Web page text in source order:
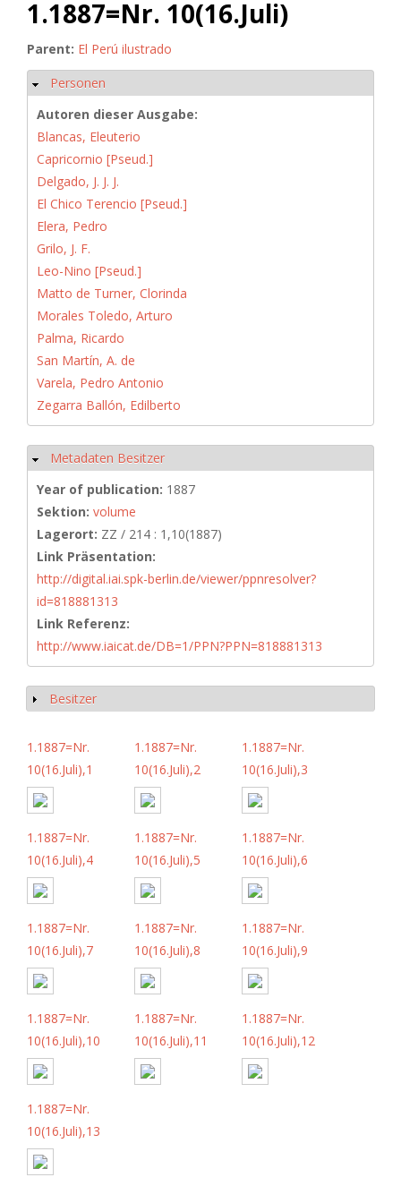
1.1887=Nr. 10(16.Juli)
Parent: El Perú ilustrado
Hide
Personen
Autoren dieser Ausgabe:
Blancas, Eleuterio
Capricornio [Pseud.]
Delgado, J. J. J.
El Chico Terencio [Pseud.]
Elera, Pedro
Grilo, J. F.
Leo-Nino [Pseud.]
Matto de Turner, Clorinda
Morales Toledo, Arturo
Palma, Ricardo
San Martín, A. de
Varela, Pedro Antonio
Zegarra Ballón, Edilberto
Hide
Metadaten Besitzer
Year of publication: 1887
Sektion: volume
Lagerort: ZZ / 214 : 1,10(1887)
Link Präsentation:
http://digital.iai.spk-berlin.de/viewer/ppnresolver?
id=818881313
Link Referenz:
http://www.iaicat.de/DB=1/PPN?PPN=818881313
Show
Besitzer
1.1887=Nr.
10(16.Juli),1
1.1887=Nr.
10(16.Juli),2
1.1887=Nr.
10(16.Juli),3
1.1887=Nr.
10(16.Juli),4
1.1887=Nr.
10(16.Juli),5
1.1887=Nr.
10(16.Juli),6
1.1887=Nr.
10(16.Juli),7
1.1887=Nr.
10(16.Juli),8
1.1887=Nr.
10(16.Juli),9
1.1887=Nr.
10(16.Juli),10
1.1887=Nr.
10(16.Juli),11
1.1887=Nr.
10(16.Juli),12
1.1887=Nr.
10(16.Juli),13